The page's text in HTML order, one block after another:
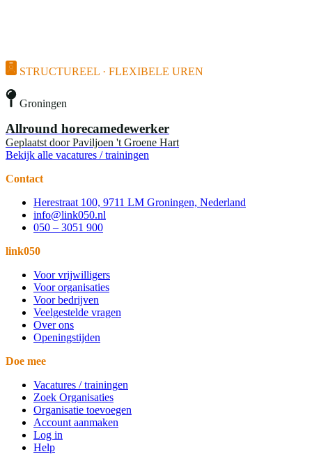
STRUCTUREEL · FLEXIBELE UREN
Groningen
Allround horecamedewerker
Geplaatst door Paviljoen 't Groene Hart
Bekijk alle vacatures / trainingen
Contact
Herestraat 100, 9711 LM Groningen, Nederland
info@link050.nl
050 – 3051 900
link050
Voor vrijwilligers
Voor organisaties
Voor bedrijven
Veelgestelde vragen
Over ons
Openingstijden
Doe mee
Vacatures / trainingen
Zoek Organisaties
Organisatie toevoegen
Account aanmaken
Log in
Help